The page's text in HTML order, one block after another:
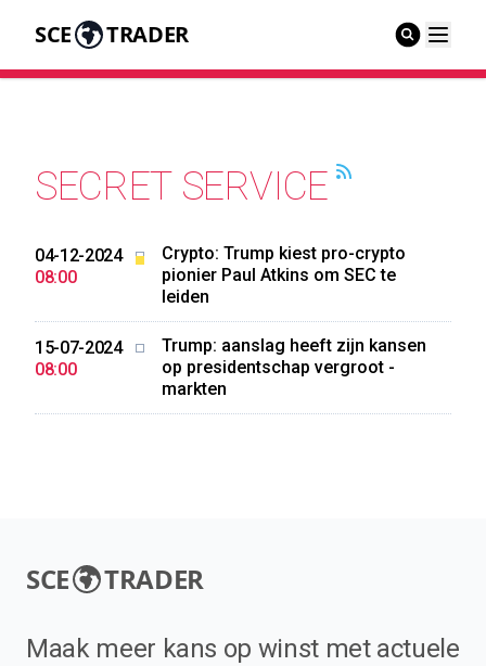
SCE TRADER
SECRET SERVICE
04-12-2024
08:00
Crypto: Trump kiest pro-crypto
pionier Paul Atkins om SEC te
leiden
15-07-2024
08:00
Trump: aanslag heeft zijn kansen
op presidentschap vergroot -
markten
SCE TRADER
Maak meer kans op winst met actuele